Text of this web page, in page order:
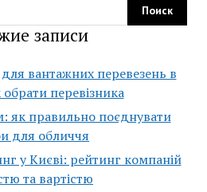
записи
вантажних перевезень в
обрати перевізника
як правильно поєднувати
для обличчя
у Києві: рейтинг компаній
та вартістю